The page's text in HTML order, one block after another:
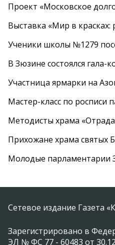
Проект «Московское
Выставка «Мир в красках:
Ученики школы №1279
В Зюзине состоялся гала-
Участница ярмарки на
Мастер-класс по росписи
Методисты храма
Прихожане храма святых
Молодые парламентарии
Сетевое издание Газета
Зарегистрировано в
ЭЛ № ФС 77 - 60483 от